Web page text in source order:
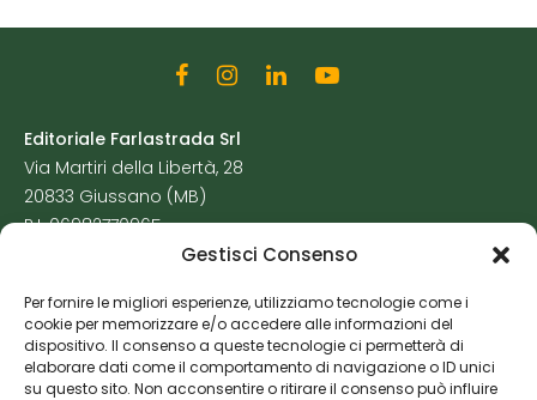
Gestisci Consenso
Per fornire le migliori esperienze, utilizziamo tecnologie come i
cookie per memorizzare e/o accedere alle informazioni del
dispositivo. Il consenso a queste tecnologie ci permetterà di
elaborare dati come il comportamento di navigazione o ID unici
su questo sito. Non acconsentire o ritirare il consenso può influire
Editoriale Farlastrada Srl
Via Martiri della Libertà, 28
20833 Giussano (MB)
P.I. 06982770965
Cookie Policy
Risorse Aggiuntive